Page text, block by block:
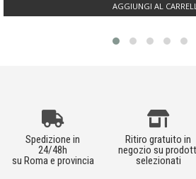
AGGIUNGI AL
Spedizione in
24/48h
su Roma e provincia
Ritiro gratuito in
negozio su
selezionati